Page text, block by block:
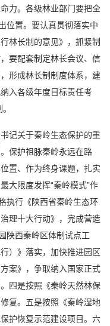
力。各级林业部门要把全
位置。要认真贯彻落实中
林长制的意见》，抓紧制
要配套制定林长会议、信
形成林长制制度体系，建
入各级年度目标责任考
记关于秦岭生态保护的重
保护祖脉秦岭永远在路
置、作为终身课题，扎实
大限度发挥“秦岭模式”作
执行《陕西省秦岭生态环
理十大行动》，完成营造
陕西秦岭区体制试点工
）》落实，加快推进园区
案》，争取纳入国家正式
四是按照《秦岭天然林保
复。五是按照《秦岭湿地
护恢复示范建设项目。六